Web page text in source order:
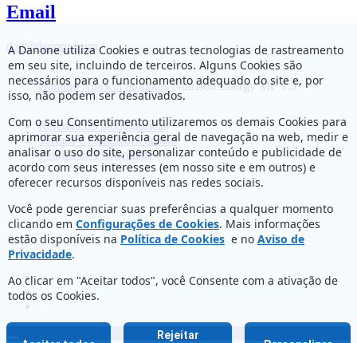
Email
dac@danone.com
Danone Nutricia produtos Nutrison Energy MF 1.5
Referências bibliográficas
Termos e Condições de uso
Política de Privacidade
A Danone utiliza Cookies e outras tecnologias de rastreamento
em seu site, incluindo de terceiros. Alguns Cookies são
necessários para o funcionamento adequado do site e, por
isso, não podem ser desativados.
Com o seu Consentimento utilizaremos os demais Cookies para
aprimorar sua experiência geral de navegação na web, medir e
analisar o uso do site, personalizar conteúdo e publicidade de
acordo com seus interesses (em nosso site e em outros) e
oferecer recursos disponíveis nas redes sociais.
Você pode gerenciar suas preferências a qualquer momento
clicando em Configurações de Cookies. Mais informações
estão disponíveis na Política de Cookies e no Aviso de
Privacidade.
Ao clicar em "Aceitar todos", você Consente com a ativação de
todos os Cookies.
Rejeitar